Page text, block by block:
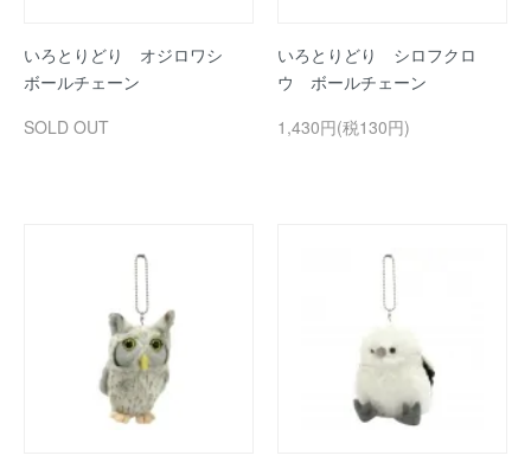
いろとりどり オジロワシ
ボールチェーン
SOLD OUT
いろとりどり シロフクロ
ウ ボールチェーン
1,430円(税130円)